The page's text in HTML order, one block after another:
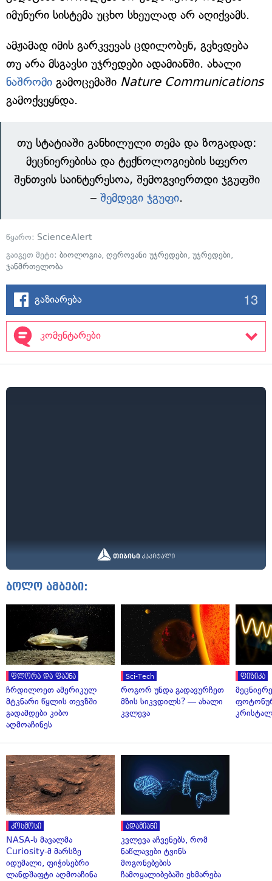
იმუნური სისტემა უცხო სხეულად არ აღიქვამს.
ამჟამად იმის გარკვევას ცდილობენ, გვხვდება
თუ არა მსგავსი უჯრედები ადამიანში. ახალი
ნაშრომი გამოცემაში Nature Communications
გამოქვეყნდა.
თუ სტატიაში განხილული თემა და ზოგადად:
მეცნიერებისა და ტექნოლოგიების სფერო
შენთვის საინტერესოა, შემოგვიერთდი ჯგუფში
– შემდეგი ჯგუფი.
წყარო: ScienceAlert
გაიგეთ მეტი: ბიოლოგია, ღეროვანი უჯრედები, უჯრედები,
ჯანმრთელობა
გაზიარება 13
კომენტარები
ბოლო ამბები:
ფლორა და ფაუნა
ჩრდილოეთ ამერიკულ
მტკნარი წყლის თევზში
გადამდები კიბო
აღმოაჩინეს
Sci-Tech
როგორ უნდა გადავურჩეთ
მზის სიკვდილს? — ახალი
კვლევა
ფიზიკა
კოსმოსი
NASA-ს მავალმა
Curiosity-მ მარსზე
იდუმალი, ფიჭისებრი
ლანდშაფტი აღმოაჩინა
ადამიანი
კვლევა აჩვენებს, რომ
ნაწლავები ტვინს
მოგონებების
ჩამოყალიბებაში ეხმარება